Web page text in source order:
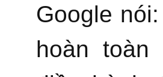
Google
hoàn